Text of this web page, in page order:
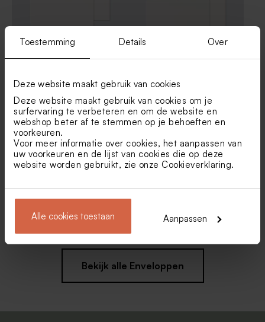
Toestemming Details Over
Deze website maakt gebruik van cookies
Deze website maakt gebruik van cookies om je
surfervaring te verbeteren en om de website en
webshop beter af te stemmen op je behoeften en
voorkeuren.
Voor meer informatie over cookies, het aanpassen van
uw voorkeuren en de lijst van cookies die op deze
website worden gebruikt, zie onze Cookieverklaring.
Alle cookies toestaan Aanpassen
Warm rode envelop
puntklep
Bekijk alle Enveloppen